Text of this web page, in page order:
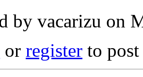
by vacarizu on
or register to